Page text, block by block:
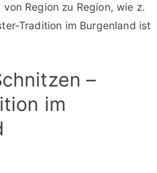
Region zu Region, wie z.
Tradition im Burgenland ist
–
im